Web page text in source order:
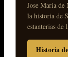
Jose Maria
la historia de
estanterias de
Historia